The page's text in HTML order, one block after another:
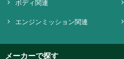
ボディ関連
エンジンミッション関連
メーカーで探す